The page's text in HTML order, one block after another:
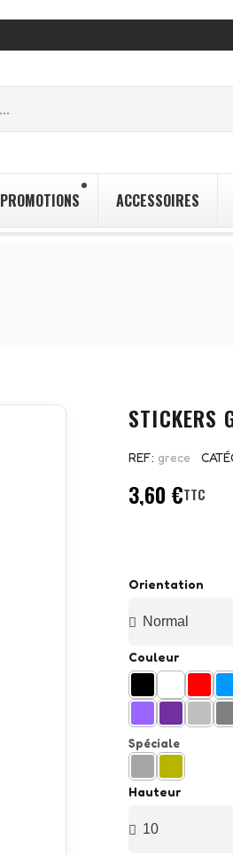
PROMOTIONS ACCESSOIRES
STICKERS
REF grece
3,60 €TTC
Orientation
Couleur
Spéciale
Hauteur